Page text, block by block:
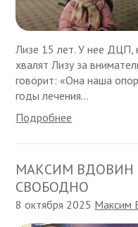
Лизе 15 лет. У нее ДЦП,
хвалят Лизу за
говорит: «Она наша
годы лечения...
Подробнее
МАКСИМ
СВОБОДНО
8 октября 2025 Максим